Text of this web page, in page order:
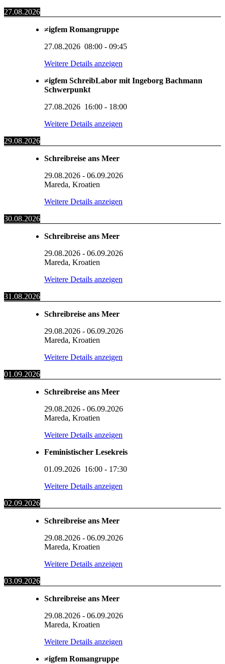
27.08.2026
≠igfem Romangruppe
27.08.2026 08:00 - 09:45
Weitere Details anzeigen
≠igfem SchreibLabor mit Ingeborg Bachmann
Schwerpunkt
27.08.2026 16:00 - 18:00
Weitere Details anzeigen
29.08.2026
Schreibreise ans Meer
29.08.2026 - 06.09.2026
Mareda, Kroatien
Weitere Details anzeigen
30.08.2026
Schreibreise ans Meer
29.08.2026 - 06.09.2026
Mareda, Kroatien
Weitere Details anzeigen
31.08.2026
Schreibreise ans Meer
29.08.2026 - 06.09.2026
Mareda, Kroatien
Weitere Details anzeigen
01.09.2026
Schreibreise ans Meer
29.08.2026 - 06.09.2026
Mareda, Kroatien
Weitere Details anzeigen
Feministischer Lesekreis
01.09.2026 16:00 - 17:30
Weitere Details anzeigen
02.09.2026
Schreibreise ans Meer
29.08.2026 - 06.09.2026
Mareda, Kroatien
Weitere Details anzeigen
03.09.2026
Schreibreise ans Meer
29.08.2026 - 06.09.2026
Mareda, Kroatien
Weitere Details anzeigen
≠igfem Romangruppe